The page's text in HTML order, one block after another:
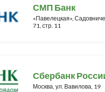
СМП Банк
«Павелецкая»,
71, стр. 11
Сбербанк
Москва, ул. Вавилова, 19